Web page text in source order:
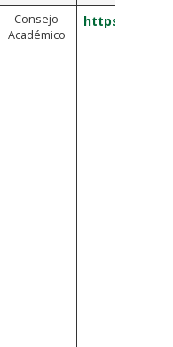
Consejo
Académico
https://bit.ly/